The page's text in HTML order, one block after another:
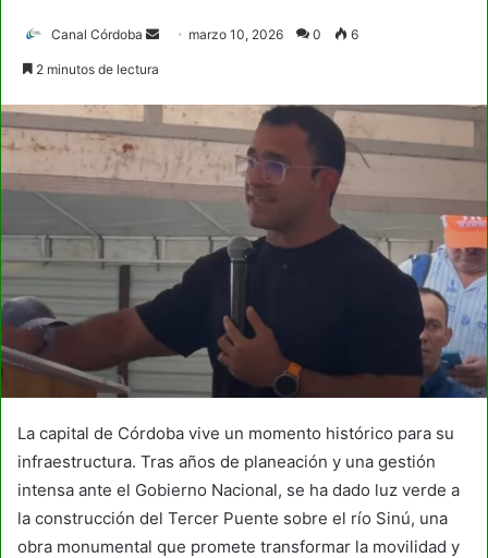
Canal Córdoba
Send marzo 10, 2026 0 6
2 minutos de lectura
La capital de Córdoba vive un momento histórico para su
infraestructura. Tras años de planeación y una gestión
intensa ante el Gobierno Nacional, se ha dado luz verde a
la construcción del Tercer Puente sobre el río Sinú, una
obra monumental que promete transformar la movilidad y